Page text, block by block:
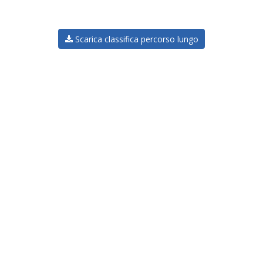
Scarica classifica percorso lungo